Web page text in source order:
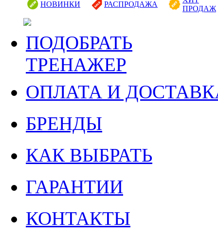
НОВИНКИ РАСПРОДАЖА
ПРОДАЖ
ПОДОБРАТЬ
ТРЕНАЖЕР
ОПЛАТА И
БРЕНДЫ
КАК ВЫБРАТЬ
ГАРАНТИИ
КОНТАКТЫ